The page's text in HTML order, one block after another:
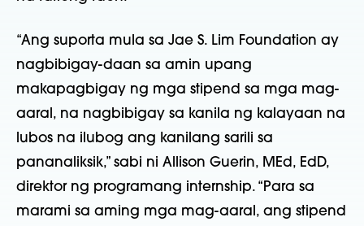
“Ang suporta mula sa Jae S. Lim Foundation ay
nagbibigay-daan sa amin upang
makapagbigay ng mga stipend sa mga mag-
aaral, na nagbibigay sa kanila ng kalayaan na
lubos na ilubog ang kanilang sarili sa
pananaliksik,” sabi ni Allison Guerin, MEd, EdD,
direktor ng programang internship. “Para sa
marami sa aming mga mag-aaral, ang stipend